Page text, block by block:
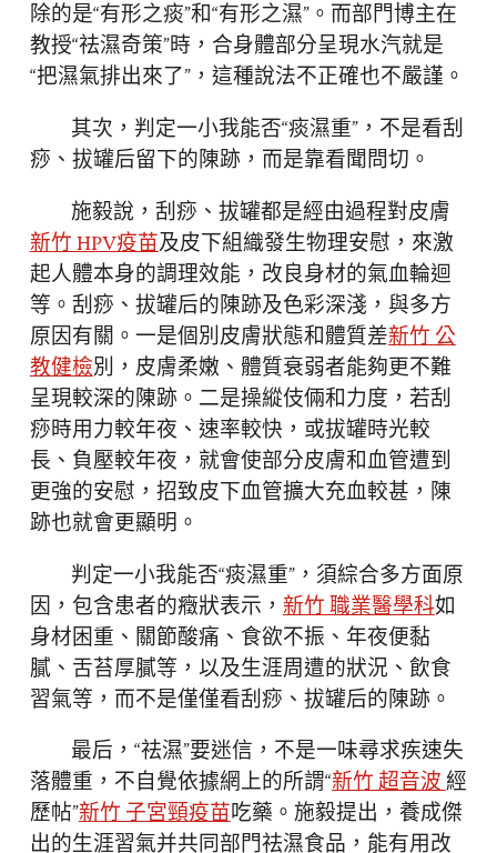
除的是“有形之痰”和“有形之濕”。而部門博主在
教授“祛濕奇策”時，合身體部分呈現水汽就是
“把濕氣排出來了”，這種說法不正確也不嚴謹。
其次，判定一小我能否“痰濕重”，不是看刮
痧、拔罐后留下的陳跡，而是靠看聞問切。
施毅說，刮痧、拔罐都是經由過程對皮膚
新竹 HPV疫苗及皮下組織發生物理安慰，來激
起人體本身的調理效能，改良身材的氣血輪迴
等。刮痧、拔罐后的陳跡及色彩深淺，與多方
原因有關。一是個別皮膚狀態和體質差新竹 公
教健檢別，皮膚柔嫩、體質衰弱者能夠更不難
呈現較深的陳跡。二是操縱伎倆和力度，若刮
痧時用力較年夜、速率較快，或拔罐時光較
長、負壓較年夜，就會使部分皮膚和血管遭到
更強的安慰，招致皮下血管擴大充血較甚，陳
跡也就會更顯明。
判定一小我能否“痰濕重”，須綜合多方面原
因，包含患者的癥狀表示， 新竹 職業醫學科如
身材困重、關節酸痛、食欲不振、年夜便黏
膩、舌苔厚膩等，以及生涯周遭的狀況、飲食
習氣等，而不是僅僅看刮痧、拔罐后的陳跡。
最后，“祛濕”要迷信，不是一味尋求疾速失
落體重，不自覺依據網上的所謂“新竹 超音波經
歷帖”新竹 子宮頸疫苗吃藥。施毅提出，養成傑
出的生涯習氣并共同部門祛濕食品，能有用改